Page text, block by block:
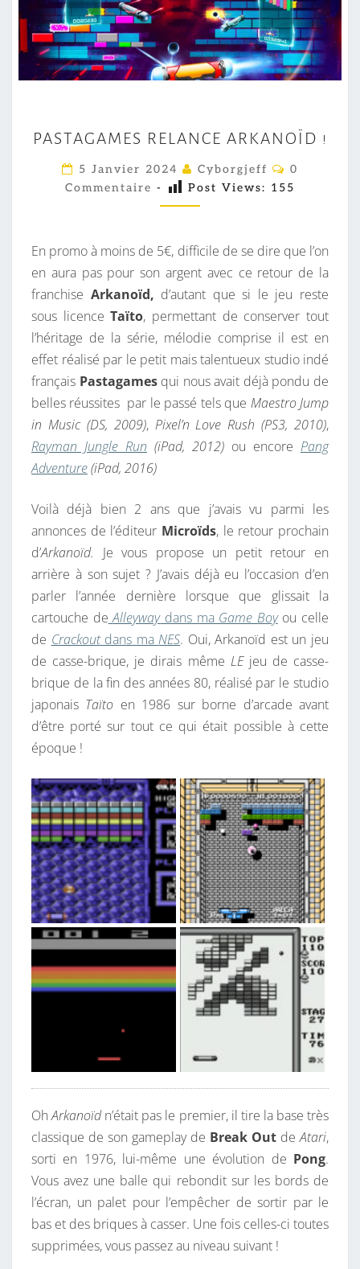
A
S
A
A
M
E
S
R
E
L
A
N
C
R
K
A
N
O
Ï
D
!
PASTAGAMES RELANCE ARKANOÏD !
5 Janvier 2024 Cyborgjeff
C
M
A
I
R
E
0
Commentaire - Post Views: 155
En promo à moins de 5€, difficile de se dire que l’on
en aura pas pour son argent avec ce retour de la
franchise Arkanoïd, d’autant que si le jeu reste
sous licenceTaïto, permettant de conserver tout
l’héritage de la série, mélodie comprise il est en
effet réalisé par le petit mais talentueux studio indé
français Pastagamesqui nous avait déjà pondu de
belles réussites par le passé tels que Maestro Jump
in Music (DS, 2009), Pixel’n Love Rush (PS3, 2010),
Rayman Jungle Run (iPad, 2012) ou encore Pang
Adventure(iPad, 2016)
Voilà déjà bien 2 ans que j’avais vu parmi les
annonces de l’éditeur Microïds, le retour prochain
d’Arkanoïd. Je vous propose un petit retour en
arrière à son sujet ? J’avais déjà eu l’occasion d’en
parler l’année dernière lorsque que glissait la
cartouche de Alleywaydans ma Game Boyou celle
de Crackoutdans maNES. Oui, Arkanoïd est un jeu
de casse-brique, je dirais même LEjeu de casse-
brique de la fin des années 80, réalisé par le studio
japonais Taïto en 1986 sur borne d’arcade avant
d’être porté sur tout ce qui était possible à cette
époque !
OhArkanoïdn’était pas le premier, il tire la base très
classique de son gameplay de Break Out deAtari,
sorti en 1976, lui-même une évolution de Pong.
Vous avez une balle qui rebondit sur les bords de
l’écran, un palet pour l’empêcher de sortir par le
bas et des briques à casser. Une fois celles-ci toutes
supprimées, vous passez au niveau suivant !